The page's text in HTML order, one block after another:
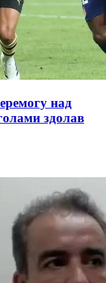
над
здолав